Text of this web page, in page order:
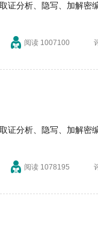
证分析、隐写、加解密
阅读 1007100
证分析、隐写、加解密
阅读 1078195